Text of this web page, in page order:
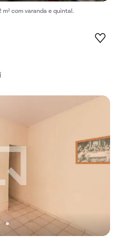
m² com varanda e quintal.